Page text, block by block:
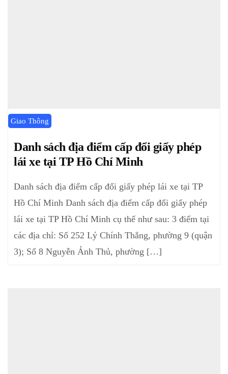
Giao Thông
Danh sách địa điểm cấp đổi giấy phép
lái xe tại TP Hồ Chí Minh
Danh sách địa điểm cấp đổi giấy phép lái xe tại TP
Hồ Chí Minh Danh sách địa điểm cấp đổi giấy phép
lái xe tại TP Hồ Chí Minh cụ thể như sau: 3 điểm tại
các địa chỉ: Số 252 Lý Chính Thắng, phường 9 (quận
3); Số 8 Nguyễn Ảnh Thủ, phường […]